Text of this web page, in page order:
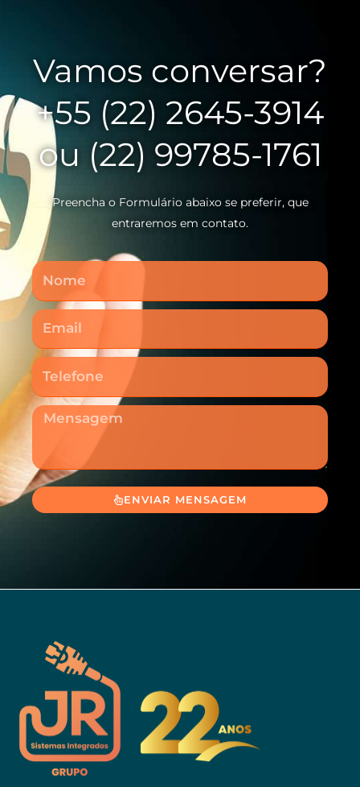
Vamos conversar?
+55 (22) 2645-3914
ou (22) 99785-1761
Preencha o Formulário abaixo se preferir, que
entraremos em contato.
Nome
Email
Telefone
Mensagem
ENVIAR MENSAGEM